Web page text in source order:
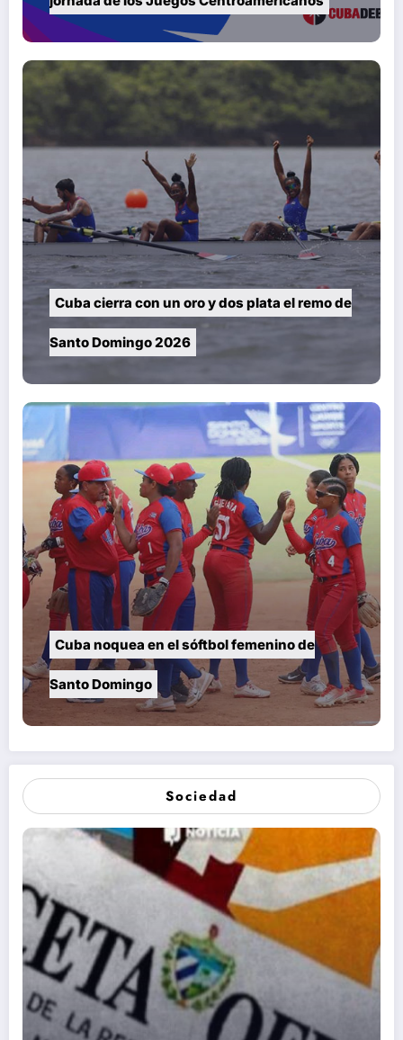
Cuba cierra con un oro y dos plata el remo de
Santo Domingo 2026
Cuba noquea en el sóftbol femenino de
Santo Domingo
Sociedad